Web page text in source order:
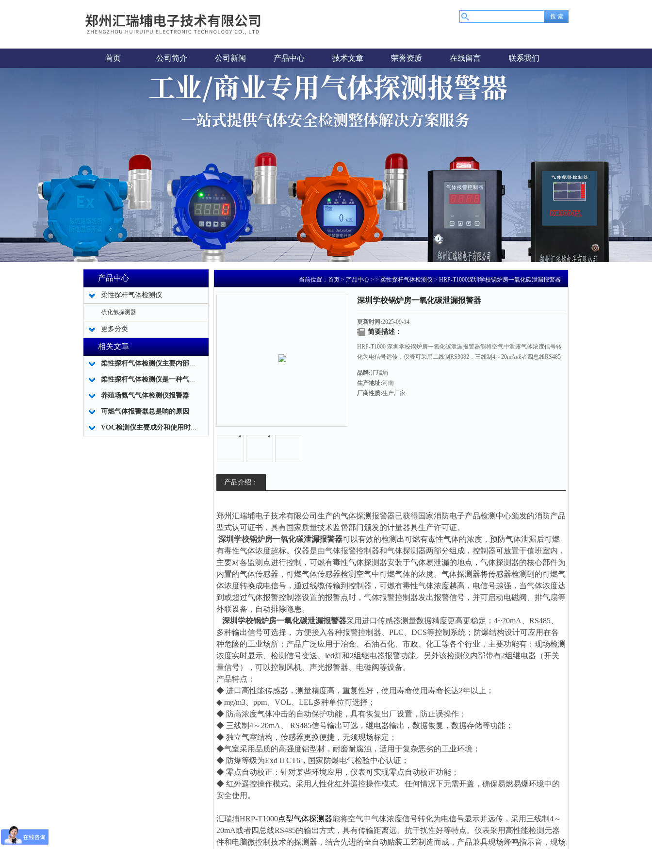
首页 公司简介 公司新闻 产品中心 技术文章 荣誉资质 在线留言 联系我们
产品中心
柔性探杆气体检测仪
硫化氢探测器
更多分类
相关文章
柔性探杆气体检测仪主要内部结构简述
柔性探杆气体检测仪是一种气体泄露浓度检测的仪器仪表工具
养殖场氨气气体检测仪报警器
可燃气体报警器总是响的原因
VOC检测仪主要成分和使用时应注意事项
当前位置：首页>产品中心> >柔性探杆气体检测仪> HRP-T1000深圳学校锅炉房一氧化碳泄漏报警器
深圳学校锅炉房一氧化碳泄漏报警器
更新时间:2025-09-14
简要描述：
HRP-T1000 深圳学校锅炉房一氧化碳泄漏报警器能将空气中泄露气体浓度信号转
化为电信号远传，仪表可采用二线制RS3082，三线制4～20mA或者四总线RS485
品牌:汇瑞埔
生产地址:河南
厂商性质:生产厂家
产品介绍：
郑州汇瑞埔电子技术有限公司生产的气体探测报警器已获得国家消防电子产品检测中心颁发的消防产品
型式认可证书，具有国家质量技术监督部门颁发的计量器具生产许可证。
深圳学校锅炉房一氧化碳泄漏报警器可以有效的检测出可燃有毒性气体的浓度，预防气体泄漏后可燃
有毒性气体浓度超标。仪器是由气体报警控制器和气体探测器两部分组成，控制器可放置于值班室内，
主要对各监测点进行控制，可燃有毒性气体探测器安装于气体易泄漏的地点，气体探测器的核心部件为
内置的气体传感器，可燃气体传感器检测空气中可燃气体的浓度。气体探测器将传感器检测到的可燃气
体浓度转换成电信号，通过线缆传输到控制器，可燃有毒性气体浓度越高，电信号越强，当气体浓度达
到或超过气体报警控制器设置的报警点时，气体报警控制器发出报警信号，并可启动电磁阀、排气扇等
外联设备，自动排除隐患。
深圳学校锅炉房一氧化碳泄漏报警器采用进口传感器测量数据精度更高更稳定；4~20mA、RS485、
多种输出信号可选择， 方便接入各种报警控制器、PLC、DCS等控制系统；防爆结构设计可应用在各
种危险的工业场所；产品广泛应用于冶金、石油石化、市政、化工等各个行业，主要功能有：现场检测
浓度实时显示、检测信号变送、led灯和2组继电器报警功能。另外该检测仪内部带有2组继电器（开关
量信号），可以控制风机、声光报警器、电磁阀等设备。
产品特点：
◆ 进口高性能传感器，测量精度高，重复性好，使用寿命使用寿命长达2年以上；
◆ mg/m3、ppm、VOL、LEL多种单位可选择；
◆ 防高浓度气体冲击的自动保护功能，具有恢复出厂设置，防止误操作；
◆ 三线制4～20mA、 RS485信号输出可选，继电器输出，数据恢复，数据存储等功能；
◆ 独立气室结构，传感器更换便捷，无须现场标定；
◆气室采用品质的高强度铝型材，耐磨耐腐浊，适用于复杂恶劣的工业环境；
◆ 防爆等级为Exd II CT6，国家防爆电气检验中心认证；
◆ 零点自动校正：针对某些环境应用，仪表可实现零点自动校正功能；
◆ 红外遥控操作模式。采用人性化红外遥控操作模式。任何情况下无需开盖，确保易燃易爆环境中的
安全使用。
汇瑞埔HRP-T1000点型气体探测器能将空气中气体浓度信号转化为电信号显示并远传，采用三线制4～
20mA或者四总线RS485的输出方式，具有传输距离远、抗干扰性好等特点。仪表采用高性能检测元器
件和电脑微控制技术的探测器，结合先进的全自动贴装工艺制造而成，产品兼具现场蜂鸣指示音，现场